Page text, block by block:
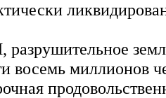
восемь миллионов